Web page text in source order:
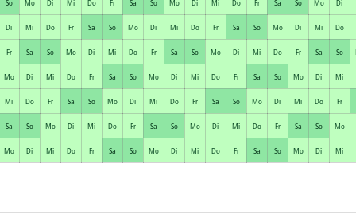
So Mo Di Mi Do Fr Sa So Mo Di Mi Do Fr Sa So Mo Di
Di Mi Do Fr Sa So Mo Di Mi Do Fr Sa So Mo Di Mi Do
Fr Sa So Mo Di Mi Do Fr Sa So Mo Di Mi Do Fr Sa So
Mo Di Mi Do Fr Sa So Mo Di Mi Do Fr Sa So Mo Di Mi
Mi Do Fr Sa So Mo Di Mi Do Fr Sa So Mo Di Mi Do Fr
Sa So Mo Di Mi Do Fr Sa So Mo Di Mi Do Fr Sa So Mo
Mo Di Mi Do Fr Sa So Mo Di Mi Do Fr Sa So Mo Di Mi